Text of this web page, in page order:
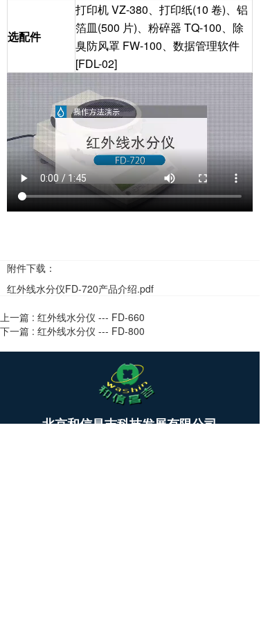
选配件
打印机 VZ-380、打印纸(10 卷)、铝
箔皿(500 片)、粉碎器 TQ-100、除
臭防风罩 FW-100、数据管理软件
[FDL-02]
附件下载：
红外线水分仪FD-720产品介绍.pdf
上一篇 : 红外线水分仪 --- FD-660
下一篇 : 红外线水分仪 --- FD-800
o
北京和信昌吉科技发展有限公司